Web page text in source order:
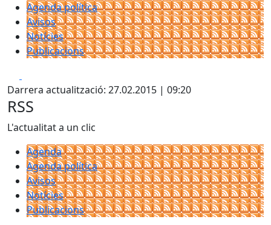
Agenda política
Avisos
Notícies
Publicacions
Darrera actualització: 27.02.2015 | 09:20
RSS
L'actualitat a un clic
Agenda
Agenda política
Avisos
Notícies
Publicacions